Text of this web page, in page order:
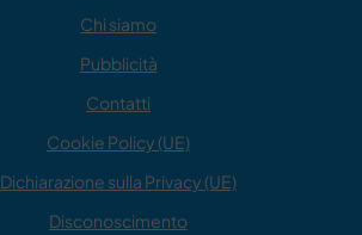
Chi siamo
Pubblicità
Contatti
Cookie Policy (UE)
Dichiarazione sulla Privacy (UE)
Disconoscimento